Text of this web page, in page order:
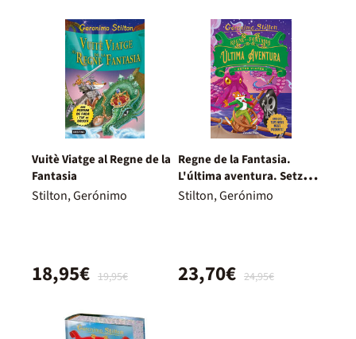
Vuitè Viatge al Regne de la
Fantasia
Stilton, Gerónimo
19,95€
18,95€
Regne de la Fantasia.
L'última aventura. Setzè
viatge
Stilton, Gerónimo
24,95€
23,70€